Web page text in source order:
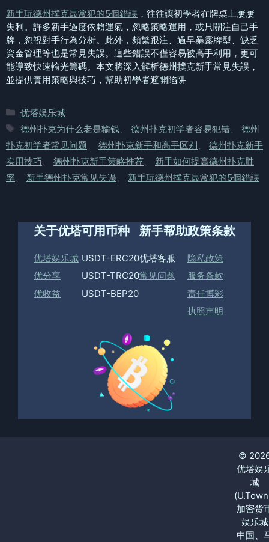
新手玩德州撲克最常犯的5個錯誤 ，往往讓初學者在牌桌上屢屢
失利。許多新手過度依賴運氣，忽略策略運用，或只關注自己手
牌，忽視對手行為分析。此外，頻繁跟注、過早暴露牌型、缺乏
資金管理等也是常見失誤。這些錯誤不僅容易被高手利用，更可
能導致快速輸光籌碼。本文將深入解析德州撲克新手常見失誤，
並提供實用策略與技巧，幫助初學者避開陷阱
分
类
优塔娱乐城
标
签
德州扑克为什么老是输钱 德州扑克初学者容易犯错
德州
扑克初学者常见问题
德州扑克新手和高手区别
德州扑克新手
实用技巧
德州扑克新手策略推荐
新手如何提高德州扑克胜
率
新手德州扑克常见失误 新手玩德州撲克最常犯的5個錯誤
关于优塔
优塔娱乐城
优分享
优收益
可用币种
USDT-ERC20
USDT-TRC20
USDT-BEP20
新手帮助
优塔客服
常见问题
政策条款
隐私政策
服务条款
责任博彩
执照声明
©
优塔娱
城
加密货
娱乐城
中国、